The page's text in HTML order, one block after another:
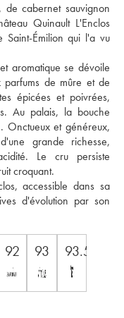
de cabernet sauvignon
Quinault L'Enclos
Émilion qui l'a vu
aromatique se dévoile
de mûre et de
épicées et poivrées,
Au palais, la bouche
Onctueux et généreux,
grande richesse,
Le cru persiste
croquant.
accessible dans sa
d'évolution par son
92 93 93.5